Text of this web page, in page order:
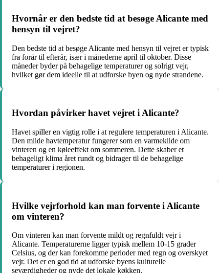
Hvornår er den bedste tid at besøge Alicante med
hensyn til vejret?
Den bedste tid at besøge Alicante med hensyn til vejret er typisk
fra forår til efterår, især i månederne april til oktober. Disse
måneder byder på behagelige temperaturer og solrigt vejr,
hvilket gør dem ideelle til at udforske byen og nyde strandene.
Hvordan påvirker havet vejret i Alicante?
Havet spiller en vigtig rolle i at regulere temperaturen i Alicante.
Den milde havtemperatur fungerer som en varmekilde om
vinteren og en køleeffekt om sommeren. Dette skaber et
behageligt klima året rundt og bidrager til de behagelige
temperaturer i regionen.
Hvilke vejrforhold kan man forvente i Alicante
om vinteren?
Om vinteren kan man forvente mildt og regnfuldt vejr i
Alicante. Temperaturerne ligger typisk mellem 10-15 grader
Celsius, og der kan forekomme perioder med regn og overskyet
vejr. Det er en god tid at udforske byens kulturelle
seværdigheder og nyde det lokale køkken.